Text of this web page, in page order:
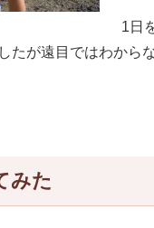
1日
たが遠目ではわから
みた